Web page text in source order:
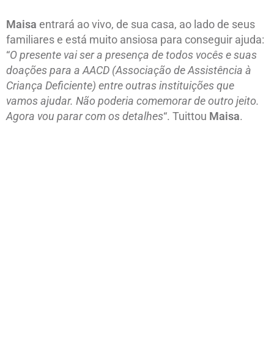
Maisa entrará ao vivo, de sua casa, ao lado de seus
familiares e está muito ansiosa para conseguir ajuda:
“O presente vai ser a presença de todos vocês e suas
doações para a AACD (Associação de Assistência à
Criança Deficiente) entre outras instituições que
vamos ajudar. Não poderia comemorar de outro jeito.
Agora vou parar com os detalhes“. Tuittou Maisa.